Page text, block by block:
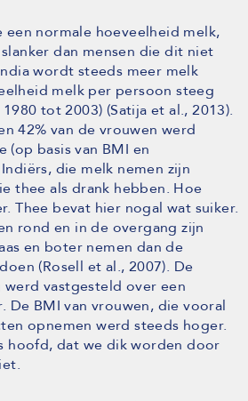
een normale hoeveelheid melk,
dan mensen die dit niet
wordt steeds meer melk
melk per persoon steeg
tot 2003) (Satija et al., 2013).
42% van de vrouwen werd
(op basis van BMI en
die melk nemen zijn
thee als drank hebben. Hoe
Thee bevat hier nogal wat suiker.
rond en in de overgang zijn
en boter nemen dan de
(Rosell et al., 2007). De
vastgesteld over een
De BMI van vrouwen, die vooral
opnemen werd steeds hoger.
hoofd, dat we dik worden door